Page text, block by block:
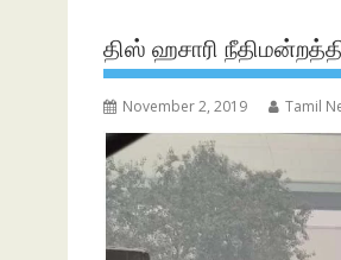
திஸ் ஹசாரி
November 2, 2019 Tamil